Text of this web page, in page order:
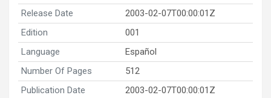
Release Date
2003-02-07T00:00:01Z
Edition
001
Language
Español
Number Of Pages
512
Publication Date
2003-02-07T00:00:01Z